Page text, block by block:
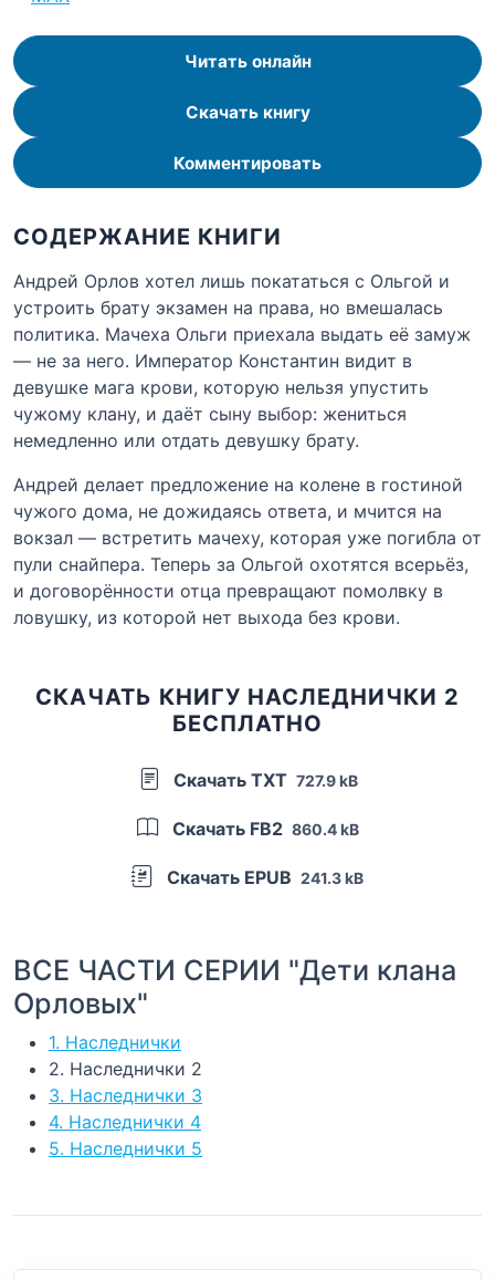
Читать онлайн
Скачать книгу
Комментировать
СОДЕРЖАНИЕ КНИГИ
Андрей Орлов хотел лишь покататься с Ольгой и
устроить брату экзамен на права, но вмешалась
политика. Мачеха Ольги приехала выдать её замуж
— не за него. Император Константин видит в
девушке мага крови, которую нельзя упустить
чужому клану, и даёт сыну выбор: жениться
немедленно или отдать девушку брату.
Андрей делает предложение на колене в гостиной
чужого дома, не дожидаясь ответа, и мчится на
вокзал — встретить мачеху, которая уже погибла от
пули снайпера. Теперь за Ольгой охотятся всерьёз,
и договорённости отца превращают помолвку в
ловушку, из которой нет выхода без крови.
СКАЧАТЬ КНИГУ НАСЛЕДНИЧКИ 2
БЕСПЛАТНО
Скачать TXT 727.9 kB
Скачать FB2 860.4 kB
Скачать EPUB 241.3 kB
ВСЕ ЧАСТИ СЕРИИ "Дети клана
Орловых"
1. Наследнички
2. Наследнички 2
3. Наследнички 3
4. Наследнички 4
5. Наследнички 5